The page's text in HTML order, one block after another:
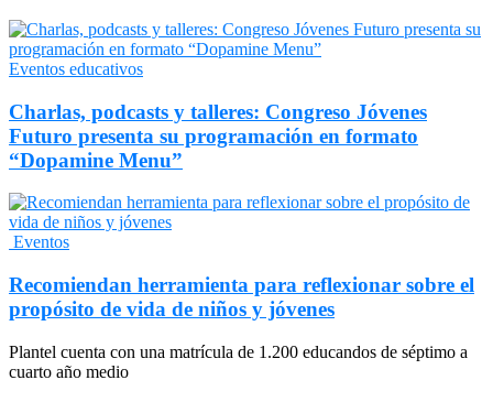
Eventos educativos
Charlas, podcasts y talleres: Congreso Jóvenes
Futuro presenta su programación en formato
“Dopamine Menu”
Eventos
Recomiendan herramienta para reflexionar sobre el
propósito de vida de niños y jóvenes
Plantel cuenta con una matrícula de 1.200 educandos de séptimo a
cuarto año medio